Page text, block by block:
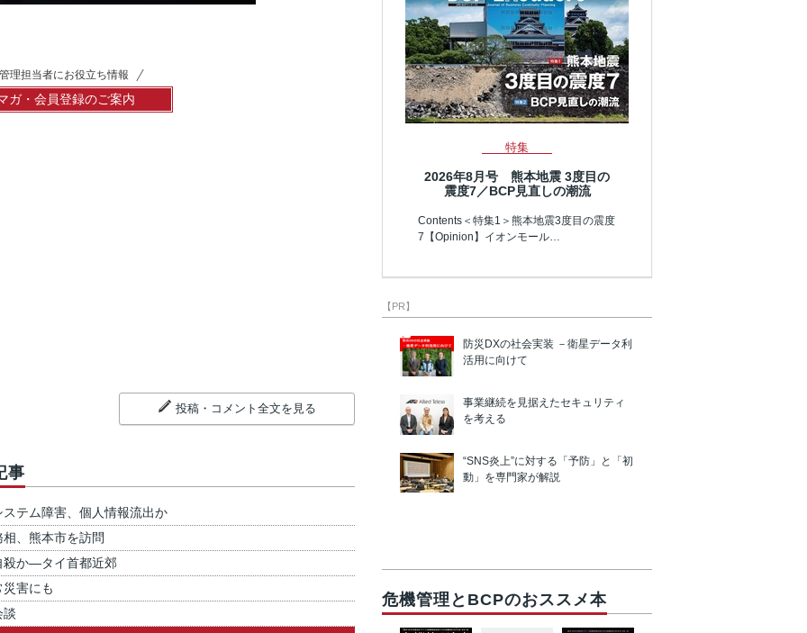
理担当者にお役立ち情報
ガ・会員登録のご案内
投稿・コメント全文を見る
事
テム障害、個人情報流出か
、熊本市を訪問
殺か―タイ首都近郊
害にも
談
特集
2026年8月号 熊本地震 3度目の
震度7／BCP見直しの潮流
Contents＜特集1＞熊本地震3度目の震度
7【Opinion】イオンモール…
【PR】
防災DXの社会実装 －衛星データ利
活用に向けて
事業継続を見据えたセキュリティ
を考える
“SNS炎上”に対する「予防」と「初
動」を専門家が解説
危機管理とBCPのおススメ本